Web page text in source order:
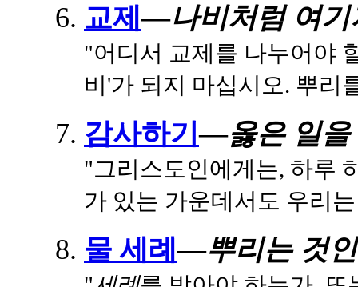
교제—나비처럼 여
"어디서 교제를 나누어야
비'가 되지 마십시오. 뿌
감사하기—옳은 일
"그리스도인에게는, 하루
가 있는 가운데서도 우리
물 세례—뿌리는 것